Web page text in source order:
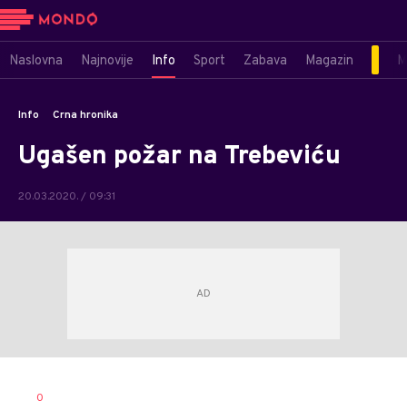
Naslovna Najnovije Info Sport Zabava Magazin
Info Crna hronika
Ugašen požar na Trebeviću
20.03.2020. / 09:31
AUTOR
0